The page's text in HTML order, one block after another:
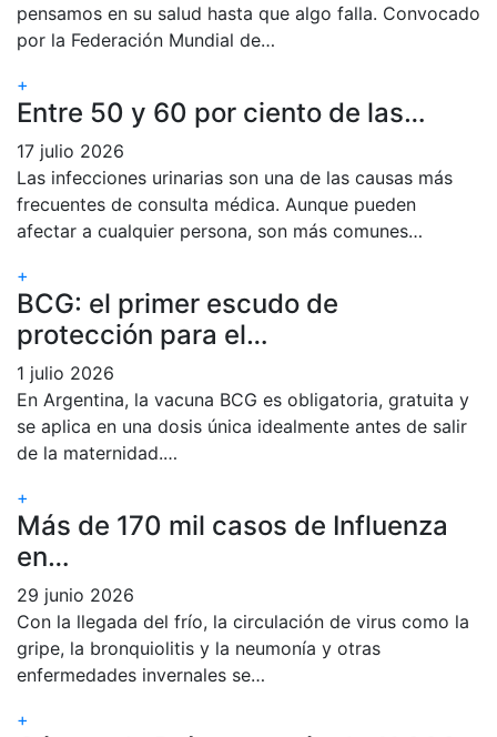
pensamos en su salud hasta que algo falla. Convocado
por la Federación Mundial de…
+
Entre 50 y 60 por ciento de las…
17 julio 2026
Las infecciones urinarias son una de las causas más
frecuentes de consulta médica. Aunque pueden
afectar a cualquier persona, son más comunes…
+
BCG: el primer escudo de
protección para el…
1 julio 2026
En Argentina, la vacuna BCG es obligatoria, gratuita y
se aplica en una dosis única idealmente antes de salir
de la maternidad.…
+
Más de 170 mil casos de Influenza
en…
29 junio 2026
Con la llegada del frío, la circulación de virus como la
gripe, la bronquiolitis y la neumonía y otras
enfermedades invernales se…
+